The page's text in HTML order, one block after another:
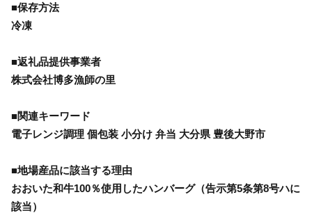
■保存方法
冷凍
■返礼品提供事業者
株式会社博多漁師の里
■関連キーワード
電子レンジ調理 個包装 小分け 弁当 大分県 豊後大野市
■地場産品に該当する理由
おおいた和牛100％使用したハンバーグ（告示第5条第8号ハに
該当）